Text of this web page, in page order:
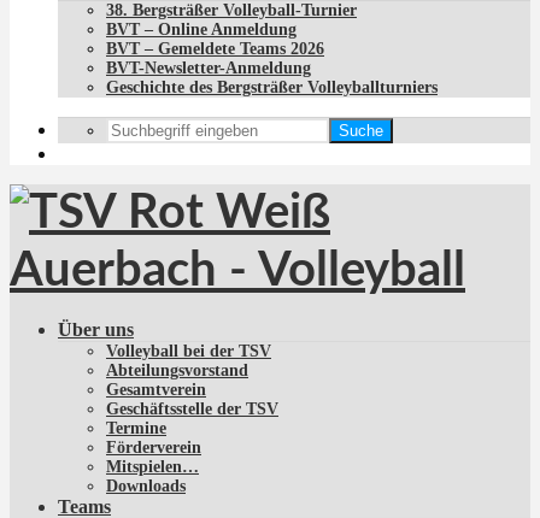
38. Bergsträßer Volleyball-Turnier
BVT – Online Anmeldung
BVT – Gemeldete Teams 2026
BVT-Newsletter-Anmeldung
Geschichte des Bergsträßer Volleyballturniers
Suche
Über uns
Volleyball bei der TSV
Abteilungsvorstand
Gesamtverein
Geschäftsstelle der TSV
Termine
Förderverein
Mitspielen…
Downloads
Teams